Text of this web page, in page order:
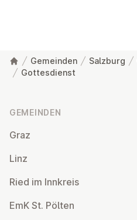
Gemeinden Salzburg
Gottesdienst
GEMEINDEN
Graz
Linz
Ried im Innkreis
EmK St. Pölten